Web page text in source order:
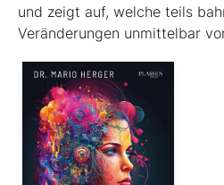
und zeigt auf, welche teils
Veränderungen unmittelbar